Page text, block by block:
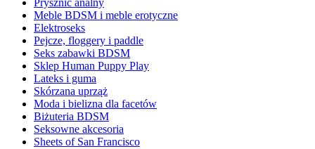
Prysznic analny
Meble BDSM i meble erotyczne
Elektroseks
Pejcze, floggery i paddle
Seks zabawki BDSM
Sklep Human Puppy Play
Lateks i guma
Skórzana uprząż
Moda i bielizna dla facetów
Biżuteria BDSM
Seksowne akcesoria
Sheets of San Francisco